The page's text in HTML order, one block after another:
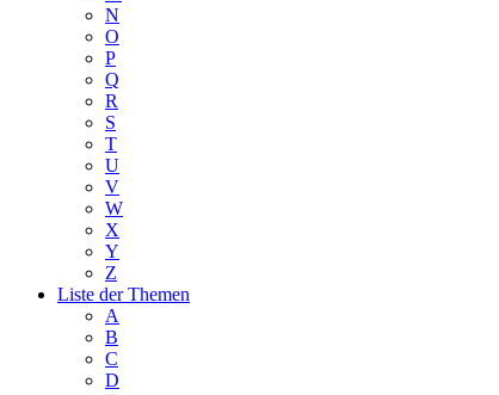
N
O
P
Q
R
S
T
U
V
W
X
Y
Z
Liste der Themen
A
B
C
D